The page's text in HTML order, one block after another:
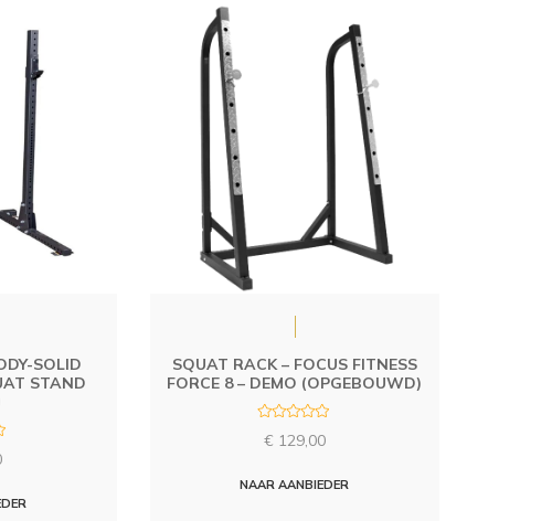
SOLID
STAND
SQUAT RACK – FOCUS FITNESS
FORCE 8 – DEMO (OPGEBOUWD)
a
d
€ 129,00
NAAR AANBIEDER